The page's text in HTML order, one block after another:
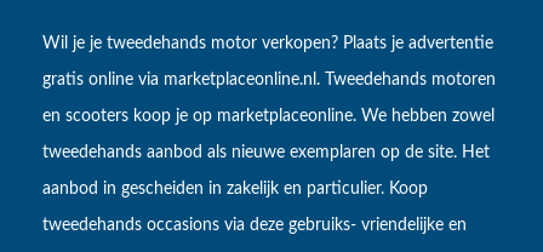
Wil je je tweedehands motor verkopen? Plaats je advertentie
gratis online via marketplaceonline.nl. Tweedehands motoren
en scooters koop je op marketplaceonline. We hebben zowel
tweedehands aanbod als nieuwe exemplaren op de site. Het
aanbod in gescheiden in zakelijk en particulier. Koop
tweedehands occasions via deze gebruiks- vriendelijke en